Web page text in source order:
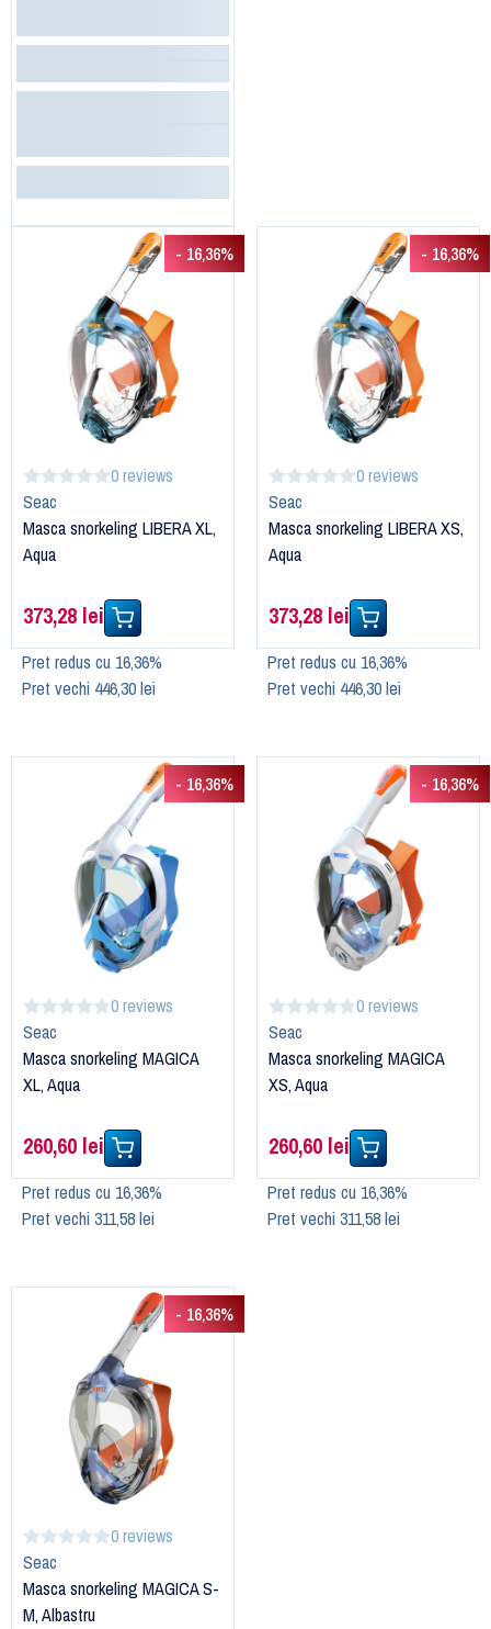
- 16,36%
0 reviews
Seac
Masca snorkeling LIBERA XL,
Aqua
373,28 lei
Pret redus cu 16,36%
Pret vechi 446,30 lei
- 16,36%
0 reviews
Seac
Masca snorkeling LIBERA XS,
Aqua
373,28 lei
Pret redus cu 16,36%
Pret vechi 446,30 lei
- 16,36%
0 reviews
Seac
Masca snorkeling MAGICA
XL, Aqua
260,60 lei
Pret redus cu 16,36%
Pret vechi 311,58 lei
- 16,36%
0 reviews
Seac
Masca snorkeling MAGICA
XS, Aqua
260,60 lei
Pret redus cu 16,36%
Pret vechi 311,58 lei
- 16,36%
0 reviews
Seac
Masca snorkeling MAGICA S-
M, Albastru